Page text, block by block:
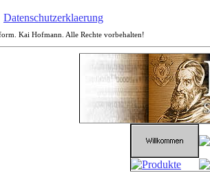
Datenschutzerklaerung
Kai Hofmann. Alle Rechte vorbehalten!